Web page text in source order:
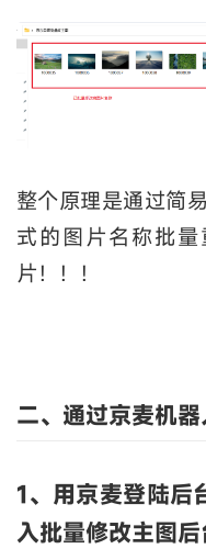
整个原理是通过简
式的图片名称批
片！！！
二、通过京麦机
1、用京麦登陆后
入批量修改主图后